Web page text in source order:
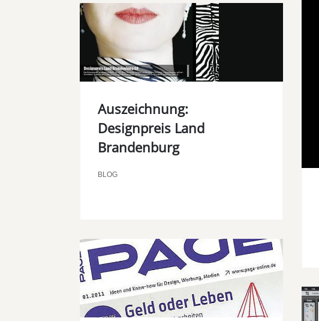
Auszeichnung:
Designpreis Land
Brandenburg
BLOG